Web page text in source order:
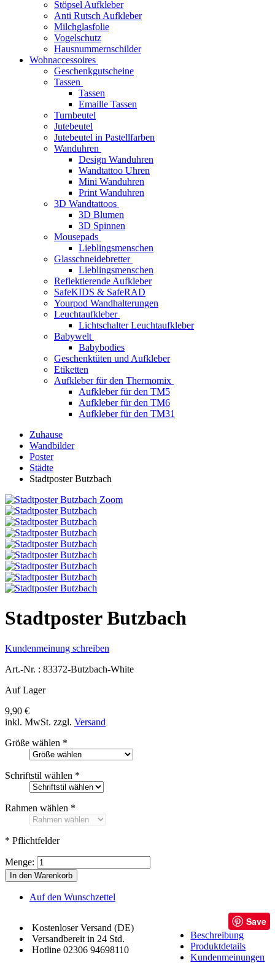
Stöpsel Aufkleber
Anti Rutsch Aufkleber
Milchglasfolie
Vogelschutz
Hausnummernschilder
Wohnaccessoires
Geschenkgutscheine
Tassen
Tassen
Emaille Tassen
Turnbeutel
Jutebeutel
Jutebeutel in Pastellfarben
Wanduhren
Design Wanduhren
Wandtattoo Uhren
Mini Wanduhren
Print Wanduhren
3D Wandtattoos
3D Blumen
3D Spinnen
Mousepads
Lieblingsmenschen
Glasschneidebretter
Lieblingsmenschen
Reflektierende Aufkleber
SafeKIDS & SafeRAD
Yourpod Wandhalterungen
Leuchtaufkleber
Lichtschalter Leuchtaufkleber
Babywelt
Babybodies
Geschenktüten und Aufkleber
Etiketten
Aufkleber für den Thermomix
Aufkleber für den TM5
Aufkleber für den TM6
Aufkleber für den TM31
Zuhause
Wandbilder
Poster
Städte
Stadtposter Butzbach
Zoom
Stadtposter Butzbach
Kundenmeinung schreiben
Art.-Nr. : 83372-Butzbach-White
Auf Lager
9,90 €
inkl. MwSt. zzgl. Versand
Größe wählen *
Schriftstil wählen *
Rahmen wählen *
* Pflichtfelder
Menge:
In den Warenkorb
Auf den Wunschzettel
Kostenloser Versand (DE)
Versandbereit in 24 Std.
Hotline 02306 94698110
Save
Beschreibung
Produktdetails
Kundenmeinungen